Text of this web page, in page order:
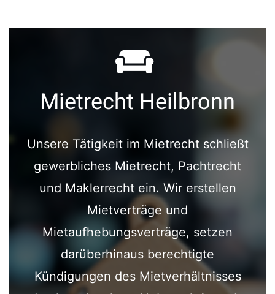
Mietrecht Heilbronn
Unsere Tätigkeit im Mietrecht schließt
gewerbliches Mietrecht, Pachtrecht
und Maklerrecht ein. Wir erstellen
Mietverträge und
Mietaufhebungsverträge, setzen
darüberhinaus berechtigte
Kündigungen des Mietverhältnisses